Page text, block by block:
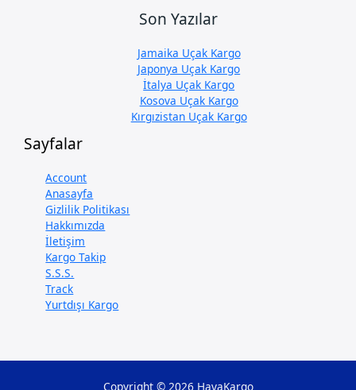
Son Yazılar
Jamaika Uçak Kargo
Japonya Uçak Kargo
İtalya Uçak Kargo
Kosova Uçak Kargo
Kırgızistan Uçak Kargo
Sayfalar
Account
Anasayfa
Gizlilik Politikası
Hakkımızda
İletişim
Kargo Takip
S.S.S.
Track
Yurtdışı Kargo
Copyright © 2026 HavaKargo